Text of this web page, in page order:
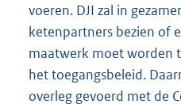
voeren. DJI zal in
ketenpartners bezien of
maatwerk moet worden
het toegangsbeleid.
overleg gevoerd met de